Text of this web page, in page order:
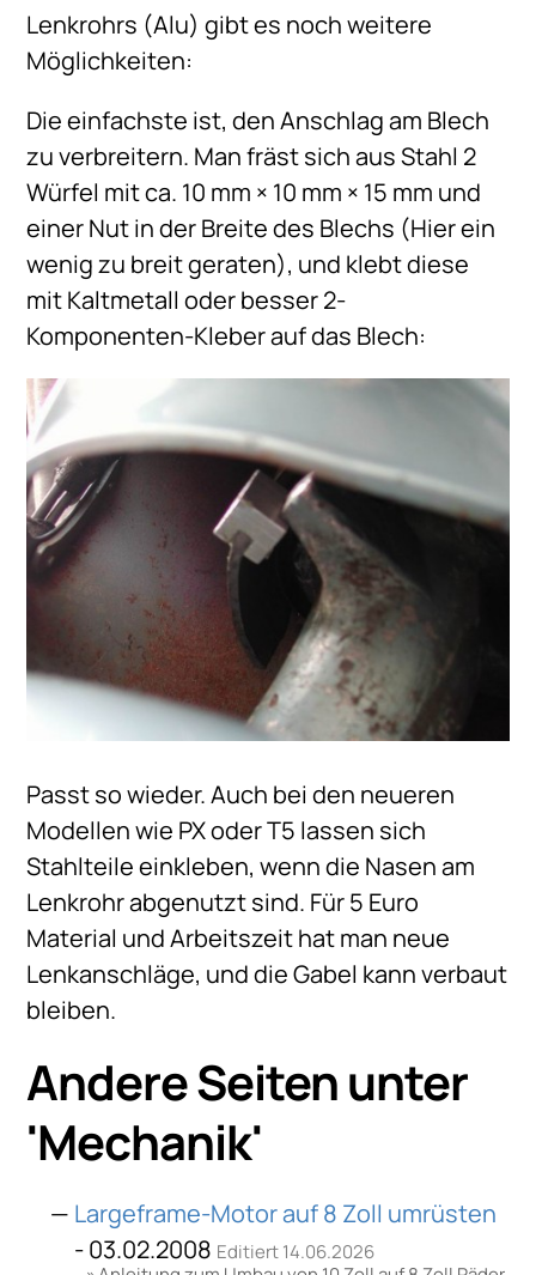
Lenkrohrs (Alu) gibt es noch weitere
Möglichkeiten:
Die einfachste ist, den Anschlag am Blech
zu verbreitern. Man fräst sich aus Stahl 2
Würfel mit ca. 10 mm × 10 mm × 15 mm und
einer Nut in der Breite des Blechs (Hier ein
wenig zu breit geraten), und klebt diese
mit Kaltmetall oder besser 2-
Komponenten-Kleber auf das Blech:
Passt so wieder. Auch bei den neueren
Modellen wie PX oder T5 lassen sich
Stahlteile einkleben, wenn die Nasen am
Lenkrohr abgenutzt sind. Für 5 Euro
Material und Arbeitszeit hat man neue
Lenkanschläge, und die Gabel kann verbaut
bleiben.
Andere Seiten unter
'Mechanik'
Largeframe-Motor auf 8 Zoll umrüsten
- 03.02.2008 Editiert 14.06.2026